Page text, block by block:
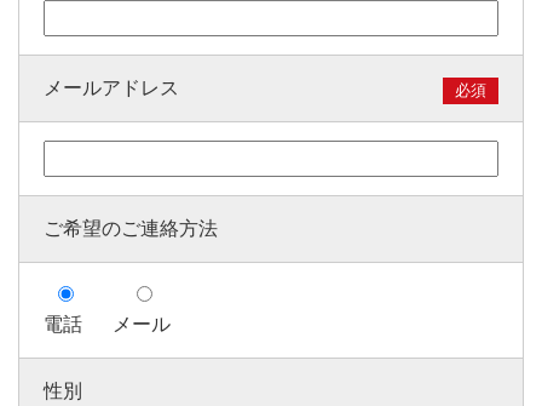
メールアドレス 必須
ご希望のご連絡方法
電話 メール
性別